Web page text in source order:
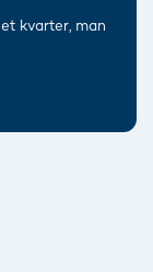
kvarter, man